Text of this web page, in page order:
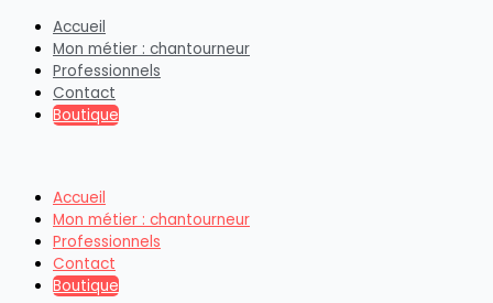
Accueil
Mon métier : chantourneur
Professionnels
Contact
Boutique
Accueil
Mon métier : chantourneur
Professionnels
Contact
Boutique